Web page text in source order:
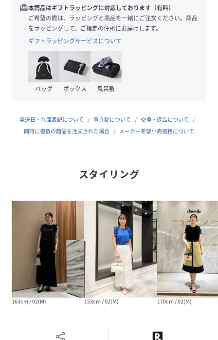
挑戦していただきやすいです。
レースのボリューム感が肩周りを華奢に見せてくれるように
感じ、
肩から二の腕にかけて着痩せ効果になります。
丸みを帯びたレースではないので甘すぎずに、
モードな着こなしがお好きな方にもおすすめ。
ボディーは柔らかくさらさらとした清涼感のある生地で
これからの暑い時期にぴったりです。
※照明の関係により、実際よりも色味が違って見える場合が
予めご了承ください。
性別タイプ レディース
原産国 中国
本体:再生繊維(セルロース)75% アセテート25%
レース:ポリエステル100%
02(M)
クリーニング
手洗い|漂白不可|タンブル乾燥不可|自然乾燥|ア
イロン仕上げ可|ドライ可|ウエットクリーニング
redeem本商品はギフトラッピングに対応しております（有料）
ご希望の際は、ラッピングと商品を一緒にご注文ください。商品
をラッピングして、ご指定の住所にお届けします。
ギフトラッピングサービスについて
バッグ ボックス 風呂敷
発送日・在庫表記について 置き配について
交換・返品について
同時に複数の商品を注文された場合
メーカー希望小売価格について
スタイリング
163cm / 02(M) 153cm / 02(M) 170cm / 02(M)